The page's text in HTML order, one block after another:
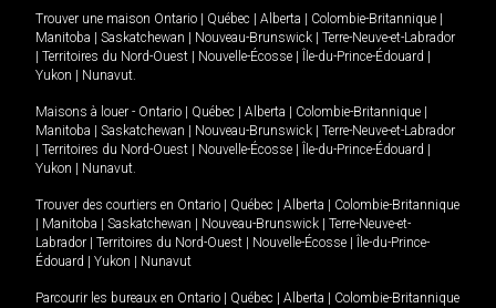
Trouver une maison Ontario Québec Alberta Colombie-Britannique
Manitoba
Saskatchewan Nouveau-Brunswick
Terre-Neuve-et-Labrador
Territoires du Nord-Ouest Nouvelle-Écosse Île-du-Prince-Édouard
Yukon
Nunavut.
Maisons à louer - Ontario Québec Alberta Colombie-Britannique
Manitoba
Saskatchewan Nouveau-Brunswick
Terre-Neuve-et-Labrador
Territoires du Nord-Ouest Nouvelle-Écosse Île-du-Prince-Édouard
Yukon
Nunavut.
Trouver des courtiers en Ontario Québec Alberta
Colombie-Britannique
Manitoba Saskatchewan Nouveau-Brunswick
Terre-Neuve-et-
Labrador
Territoires du Nord-Ouest Nouvelle-Écosse
Île-du-Prince-
Édouard
Yukon Nunavut
Parcourir les bureaux en Ontario Québec Alberta
Colombie-Britannique